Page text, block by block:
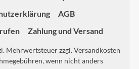
AGB
Zahlung und Versand
Mehrwertsteuer zzgl.Versandkosten
wenn nicht anders